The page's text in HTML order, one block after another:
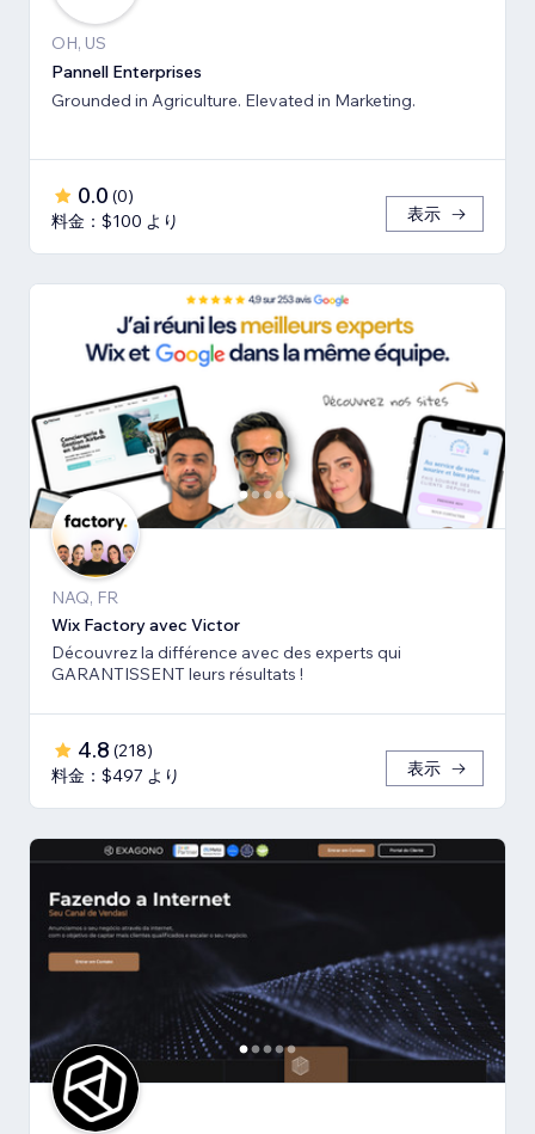
OH, US
Pannell Enterprises
Grounded in Agriculture. Elevated in Marketing.
0.0 (0)
料金：$100 より
表示
NAQ, FR
Wix Factory avec Victor
Découvrez la différence avec des experts qui
GARANTISSENT leurs résultats !
4.8 (218)
料金：$497 より
表示